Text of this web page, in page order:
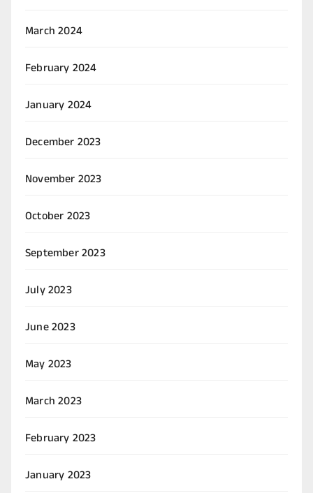
March 2024
February 2024
January 2024
December 2023
November 2023
October 2023
September 2023
July 2023
June 2023
May 2023
March 2023
February 2023
January 2023